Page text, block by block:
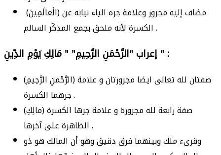
(الْعالَمِينَ) مضاف إليه مجرور وعلامة جره الياء نيابه عن
الكسرة لأنه ملحق بجمع المذكّر السالم .
إعراب "الرَّحْمَنِ الرَّحِيمِ" " مَالِكِ يَوْمِ الدِّينِ " :
(الرَّحْمنِ الرَّحِيمِ) صفتان لله تعالى ايضا مجرورتان و علامة
جرهما الكسرة .
(مالِكِ) صفة رابعة لله مجرورة و علامة جرها الكسرة
الظاهرة على آخرها .
وقرىء ملك وبينهما فرق دقيق وهو أن المالك هو ذو